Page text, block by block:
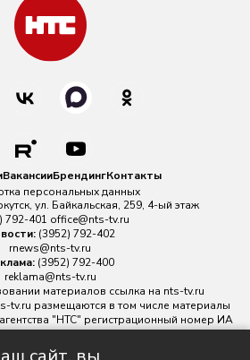
ВакансииБрендингКонтакты
персональных данных
ул. Байкальская, 259, 4-ый этаж
792-401 office@nts-tv.ru
(3952) 792-402
rnews@nts-tv.ru
(3952) 792-400
reklama@nts-tv.ru
материалов ссылка на nts-tv.ru
tv.ru размещаются в том числе материалы
"НТС" регистрационный номер ИА
Федеральной службой по
информационных технологий и массовых